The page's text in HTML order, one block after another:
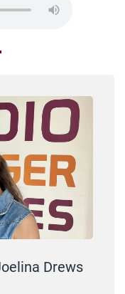
Drews